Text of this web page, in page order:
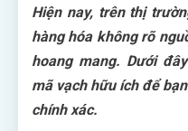
Hiện nay, trên thị
hàng hóa không rõ
hoang mang. Dưới
mã vạch hữu ích để
chính xác.